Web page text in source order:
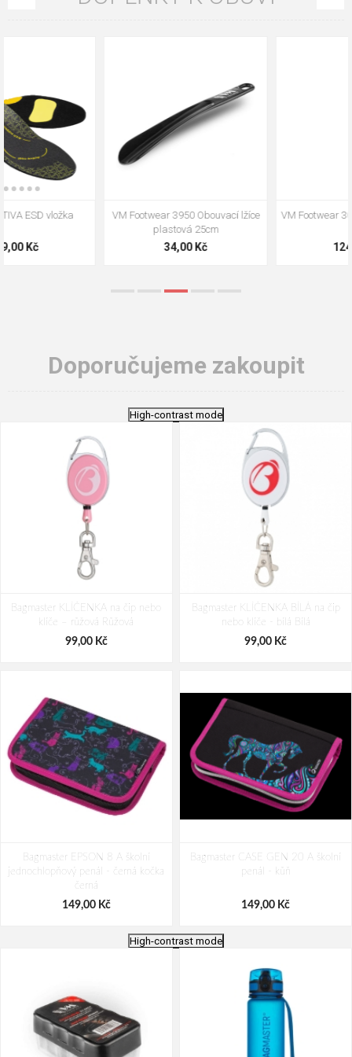
VM Footwear 3009 Vkládací stélka
VM Footwear 3102 Tkaničky
Doporučujeme zakoupit
High-contrast mode
Bagmaster KLÍČENKA na čip nebo
klíče – růžová Růžová
99,00 Kč
Bagmaster KLÍČENKA BÍLÁ na čip
nebo klíče - bílá Bílá
99,00 Kč
Bagmaster EPSON 8 A školní
jednochlopňový penál - černá kočka
černá
149,00 Kč
Bagmaster CASE GEN 20 A školní
penál - kůň
149,00 Kč
High-contrast mode